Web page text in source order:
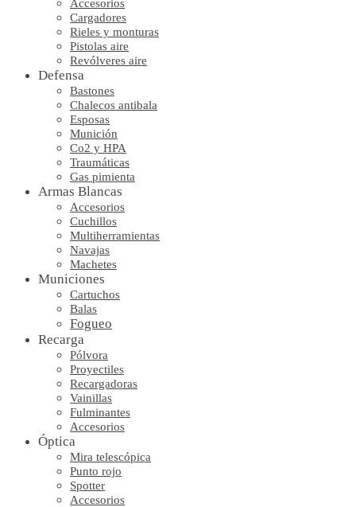
Accesorios
Cargadores
Rieles y monturas
Pistolas aire
Revólveres aire
Defensa
Bastones
Chalecos antibala
Esposas
Munición
Co2 y HPA
Traumáticas
Gas pimienta
Armas Blancas
Accesorios
Cuchillos
Multiherramientas
Navajas
Machetes
Municiones
Cartuchos
Balas
Fogueo
Recarga
Pólvora
Proyectiles
Recargadoras
Vainillas
Fulminantes
Accesorios
Óptica
Mira telescópica
Punto rojo
Spotter
Accesorios